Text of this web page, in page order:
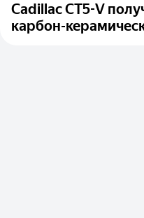
Cadillac CT5-V
карбон-